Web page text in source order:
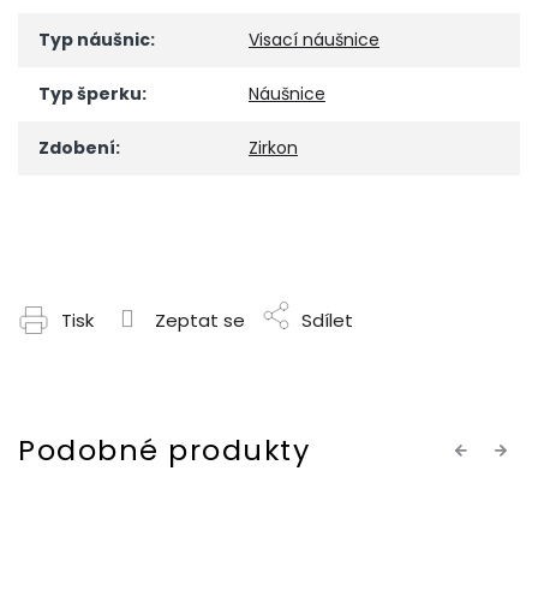
Typ náušnic: Visací náušnice
Typ šperku: Náušnice
Zdobení: Zirkon
Tisk Zeptat se Sdílet
Previous
Next